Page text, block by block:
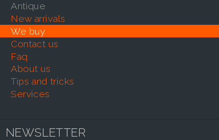
antique
new arrivals
we buy
contact us
faq
about us
tips and tricks
services
NEWSLETTER